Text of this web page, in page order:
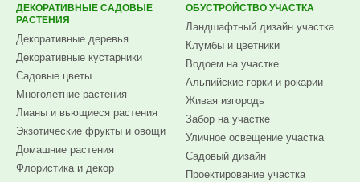
ДЕКОРАТИВНЫЕ САДОВЫЕ
РАСТЕНИЯ
Декоративные деревья
Декоративные кустарники
Садовые цветы
Многолетние растения
Лианы и вьющиеся растения
Экзотические фрукты и овощи
Домашние растения
Флористика и декор
ОБУСТРОЙСТВО УЧАСТКА
Ландшафтный дизайн участка
Клумбы и цветники
Водоем на участке
Альпийские горки и рокарии
Живая изгородь
Забор на участке
Уличное освещение участка
Садовый дизайн
Проектирование участка